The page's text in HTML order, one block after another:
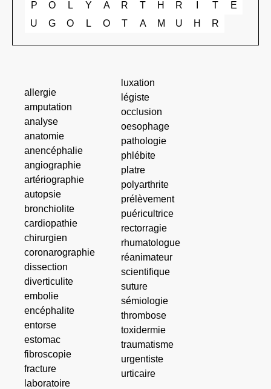
P
O L Y A R T H R T
E
U
G O L O T A M U H R
allergie
amputation
analyse
anatomie
anencéphalie
angiographie
artériographie
autopsie
bronchiolite
cardiopathie
chirurgien
coronarographie
dissection
diverticulite
embolie
encéphalite
entorse
estomac
fibroscopie
fracture
laboratoire
luxation
légiste
occlusion
oesophage
pathologie
phlébite
platre
polyarthrite
prélèvement
puéricultrice
rectorragie
rhumatologue
réanimateur
scientifique
suture
sémiologie
thrombose
toxidermie
traumatisme
urgentiste
urticaire